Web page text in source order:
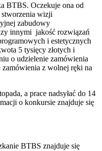
BTBS. Oczekuje ona od
wizji
zabudowy
innymi jakość rozwiązań
i estetycznych
5 tysięcy złotych i
o udzielenie zamówienia
z wolnej ręki na
a prace nadsyłać do 14
o konkursie znajduje się
BTBS znajduje się